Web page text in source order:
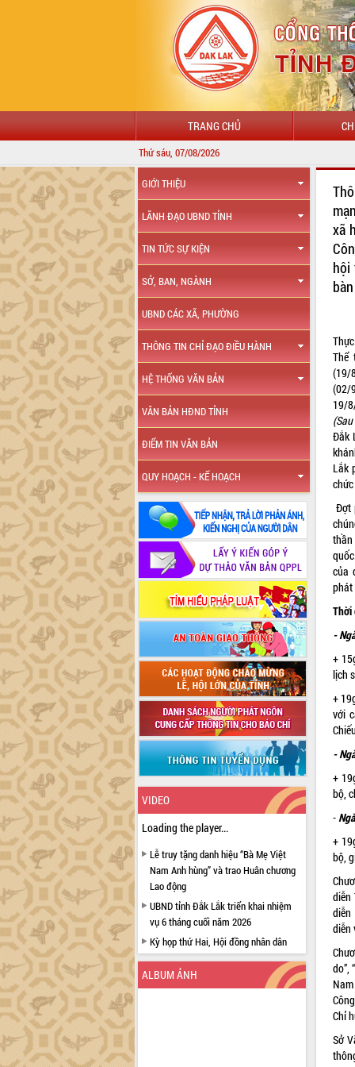
TRANG CHỦ
Thứ sáu, 07/08/2026
GIỚI THIỆU
LÃNH ĐẠO UBND TỈNH
TIN TỨC SỰ KIỆN
SỞ, BAN, NGÀNH
UBND CÁC XÃ, PHƯỜNG
THÔNG TIN CHỈ ĐẠO ĐIỀU HÀNH
HỆ THỐNG VĂN BẢN
VĂN BẢN HĐND TỈNH
ĐIỂM TIN VĂN BẢN
QUY HOẠCH - KẾ HOẠCH
VIDEO
Loading the player...
Lễ truy tặng danh hiệu “Bà Mẹ Việt
Nam Anh hùng” và trao Huân chương
Lao động
UBND tỉnh Đắk Lắk triển khai nhiệm
vụ 6 tháng cuối năm 2026
Kỳ họp thứ Hai, Hội đồng nhân dân
tỉnh khóa XI quyết nghị nhiều nội dung
quan trọng
Bí thư Tỉnh ủy Lương Nguyễn Minh
ALBUM ẢNH
xã
hội
Thể
(02/
19/
Đắk
Lắk
Đợt
thần
của
phát
Thời
-
+
lịch
+
với
-
+
bộ,
-
+
bộ,
diễn
diễn
diễn
do”,
Chỉ
Sở